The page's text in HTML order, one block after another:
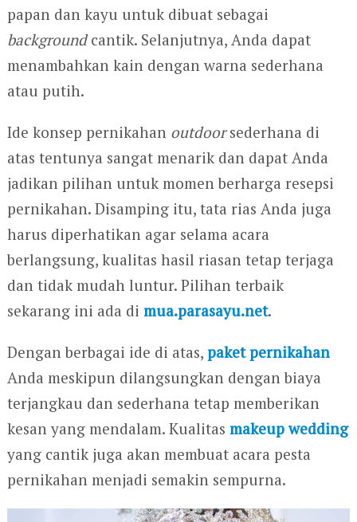
papan dan kayu untuk dibuat sebagai
backgroundcantik. Selanjutnya, Anda dapat
menambahkan kain dengan warna sederhana
atau putih.
Ide konsep pernikahan outdoorsederhana di
atas tentunya sangat menarik dan dapat Anda
jadikan pilihan untuk momen berharga resepsi
pernikahan. Disamping itu, tata rias Anda juga
harus diperhatikan agar selama acara
berlangsung, kualitas hasil riasan tetap terjaga
dan tidak mudah luntur. Pilihan terbaik
sekarang ini ada di mua.parasayu.net.
Dengan berbagai ide di atas, paket pernikahan
Anda meskipun dilangsungkan dengan biaya
terjangkau dan sederhana tetap memberikan
kesan yang mendalam. Kualitas makeup wedding
yang cantik juga akan membuat acara pesta
pernikahan menjadi semakin sempurna.